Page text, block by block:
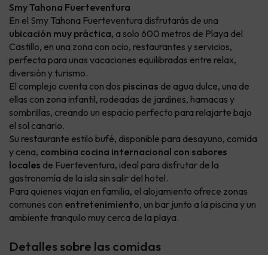
Smy Tahona Fuerteventura
En el Smy Tahona Fuerteventura disfrutarás de una
ubicación muy práctica, a solo 600 metros de Playa del
Castillo, en una zona con ocio, restaurantes y servicios,
perfecta para unas vacaciones equilibradas entre relax,
diversión y turismo.
El complejo cuenta con dos piscinas de agua dulce, una de
ellas con zona infantil, rodeadas de jardines, hamacas y
sombrillas, creando un espacio perfecto para relajarte bajo
el sol canario.
Su restaurante estilo bufé, disponible para desayuno, comida
y cena, combina cocina internacional con sabores
locales de Fuerteventura, ideal para disfrutar de la
gastronomía de la isla sin salir del hotel.
Para quienes viajan en familia, el alojamiento ofrece zonas
comunes con entretenimiento, un bar junto a la piscina y un
ambiente tranquilo muy cerca de la playa.
Detalles sobre las comidas